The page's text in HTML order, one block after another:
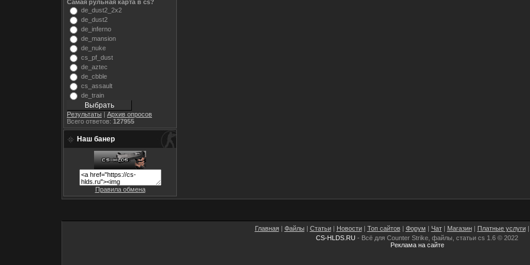
Самая рульная карта в cs?
de_dust2_2x2
de_dust2
de_inferno
de_mansion
de_nuke
cs_pf_dust
de_aztec
de_cbble
cs_assault
de_train
Результаты | Архив опросов
Всего ответов: 127955
Наш банер
Правила обмена
Главная| Файлы | Статьи| Новости| Топ сайтов| Форум | Чат| Магазин| Платные услуги|
CS-HLDS.RU - Всё для Counter Strike, файлы, статьи cs 1.6 © 2022
Реклама на сайте